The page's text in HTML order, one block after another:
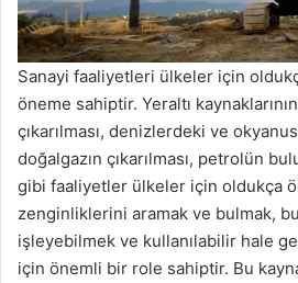
Sanayi faaliyetleri ülkeler için
öneme sahiptir. Yeraltı
çıkarılması, denizlerdeki ve
doğalgazın çıkarılması, petrolün
gibi faaliyetler ülkeler için oldukça
zenginliklerini aramak ve bulmak,
işleyebilmek ve kullanılabilir hale
için önemli bir role sahiptir. Bu